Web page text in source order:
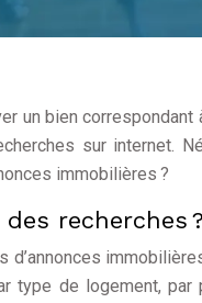
un bien
sur internet.
immobilières ?
recherches ?
type de logement,